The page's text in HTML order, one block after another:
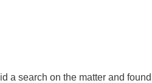
a search on the matter and